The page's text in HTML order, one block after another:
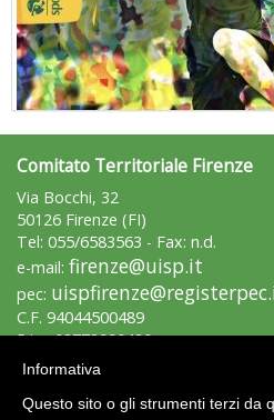
"Superare gli ostacoli": la relazione
Comitato Territoriale Firenze
Via Bocchi, 32
50126 Firenze (FI)
Tel: 055/6583563 - Fax: n.d.
e-mail: firenze@uisp.it
pec:
C.F. 94044500489
P.iva 03773990480
Area Riservata 2.0
Informativa
Questo sito o gli strumenti terzi da